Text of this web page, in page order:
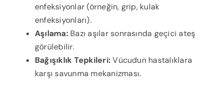
enfeksiyonlar (örneğin, grip, kulak
enfeksiyonları).
Aşılama:Bazı aşılar sonrasında geçici ateş
görülebilir.
Bağışıklık Tepkileri:Vücudun hastalıklara
karşı savunma mekanizması.